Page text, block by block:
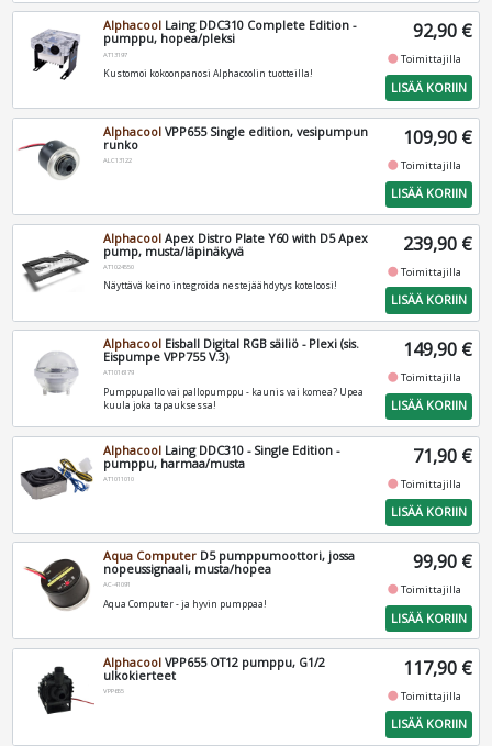
Alphacool Laing DDC310 Complete Edition -
pumppu, hopea/pleksi
AT13197
Kustomoi kokoonpanosi Alphacoolin tuotteilla!
92,90 €
fiber_manual_recordToimittajilla
LISÄÄ KORIIN
Alphacool VPP655 Single edition, vesipumpun
runko
ALC13122
109,90 €
fiber_manual_recordToimittajilla
LISÄÄ KORIIN
Alphacool Apex Distro Plate Y60 with D5 Apex
pump, musta/läpinäkyvä
AT1024550
Näyttävä keino integroida nestejäähdytys koteloosi!
239,90 €
fiber_manual_recordToimittajilla
LISÄÄ KORIIN
Alphacool Eisball Digital RGB säiliö - Plexi (sis.
Eispumpe VPP755 V.3)
AT1016179
Pumppupallo vai pallopumppu - kaunis vai komea? Upea
kuula joka tapauksessa!
149,90 €
fiber_manual_recordToimittajilla
LISÄÄ KORIIN
Alphacool Laing DDC310 - Single Edition -
pumppu, harmaa/musta
AT1011010
71,90 €
fiber_manual_recordToimittajilla
LISÄÄ KORIIN
Aqua Computer D5 pumppumoottori, jossa
nopeussignaali, musta/hopea
AC-41091
Aqua Computer - ja hyvin pumppaa!
99,90 €
fiber_manual_recordToimittajilla
LISÄÄ KORIIN
Alphacool VPP655 OT12 pumppu, G1/2
ulkokierteet
VPP655
117,90 €
fiber_manual_recordToimittajilla
LISÄÄ KORIIN